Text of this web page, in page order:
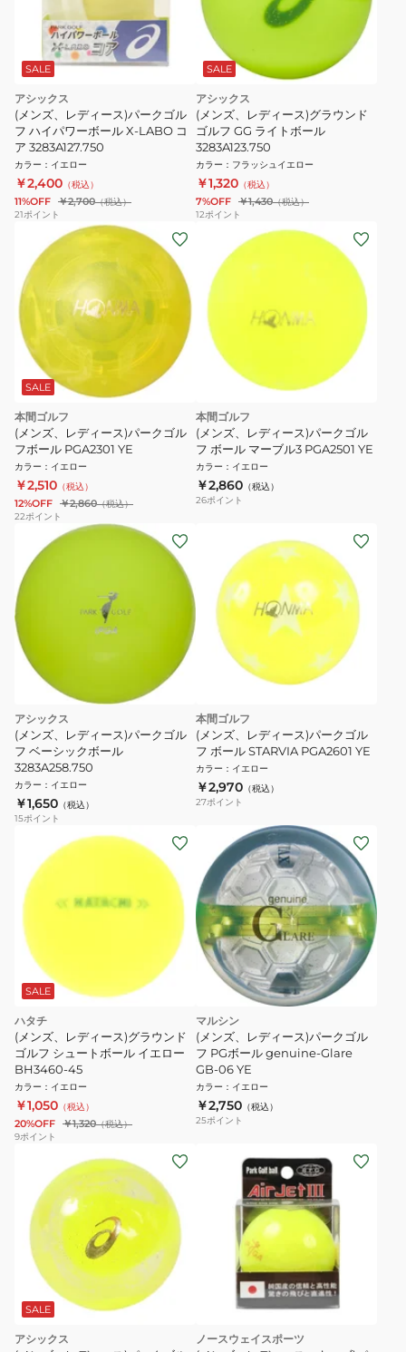
SALE
アシックス
(メンズ、レディース)パークゴル
フ ハイパワーボール X-LABO コ
ア 3283A127.750
カラー ： イエロー
￥2,400 （税込）
11%OFF ￥2,700（税込）
21ポイント
SALE
アシックス
(メンズ、レディース)グラウンド
ゴルフ GG ライトボール
3283A123.750
カラー ： フラッシュイエロー
￥1,320 （税込）
7%OFF ￥1,430（税込）
12ポイント
SALE
本間ゴルフ
(メンズ、レディース)パークゴル
フボール PGA2301 YE
カラー ： イエロー
￥2,510 （税込）
12%OFF ￥2,860（税込）
22ポイント
本間ゴルフ
(メンズ、レディース)パークゴル
フ ボール マーブル3 PGA2501 YE
カラー ： イエロー
￥2,860 （税込）
26ポイント
アシックス
(メンズ、レディース)パークゴル
フ ベーシックボール
3283A258.750
カラー ： イエロー
￥1,650 （税込）
15ポイント
本間ゴルフ
(メンズ、レディース)パークゴル
フ ボール STARVIA PGA2601 YE
カラー ： イエロー
￥2,970 （税込）
27ポイント
SALE
ハタチ
(メンズ、レディース)グラウンド
ゴルフ シュートボール イエロー
BH3460-45
カラー ： イエロー
￥1,050 （税込）
20%OFF ￥1,320（税込）
9ポイント
マルシン
(メンズ、レディース)パークゴル
フ PGボール genuine-Glare
GB-06 YE
カラー ： イエロー
￥2,750 （税込）
25ポイント
SALE
アシックス ノースウェイスポーツ